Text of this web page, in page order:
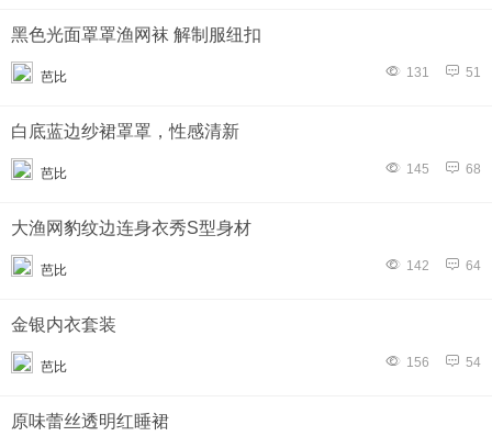
黑色光面罩罩渔网袜 解制服纽扣
芭比 131 51
白底蓝边纱裙罩罩，性感清新
芭比 145 68
大渔网豹纹边连身衣秀S型身材
芭比 142 64
金银内衣套装
芭比 156 54
原味蕾丝透明红睡裙